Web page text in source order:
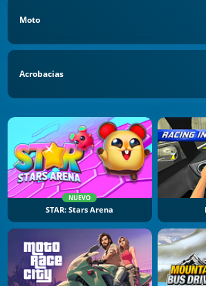
Moto
Acrobacias
NUEVO
STAR: Stars Arena